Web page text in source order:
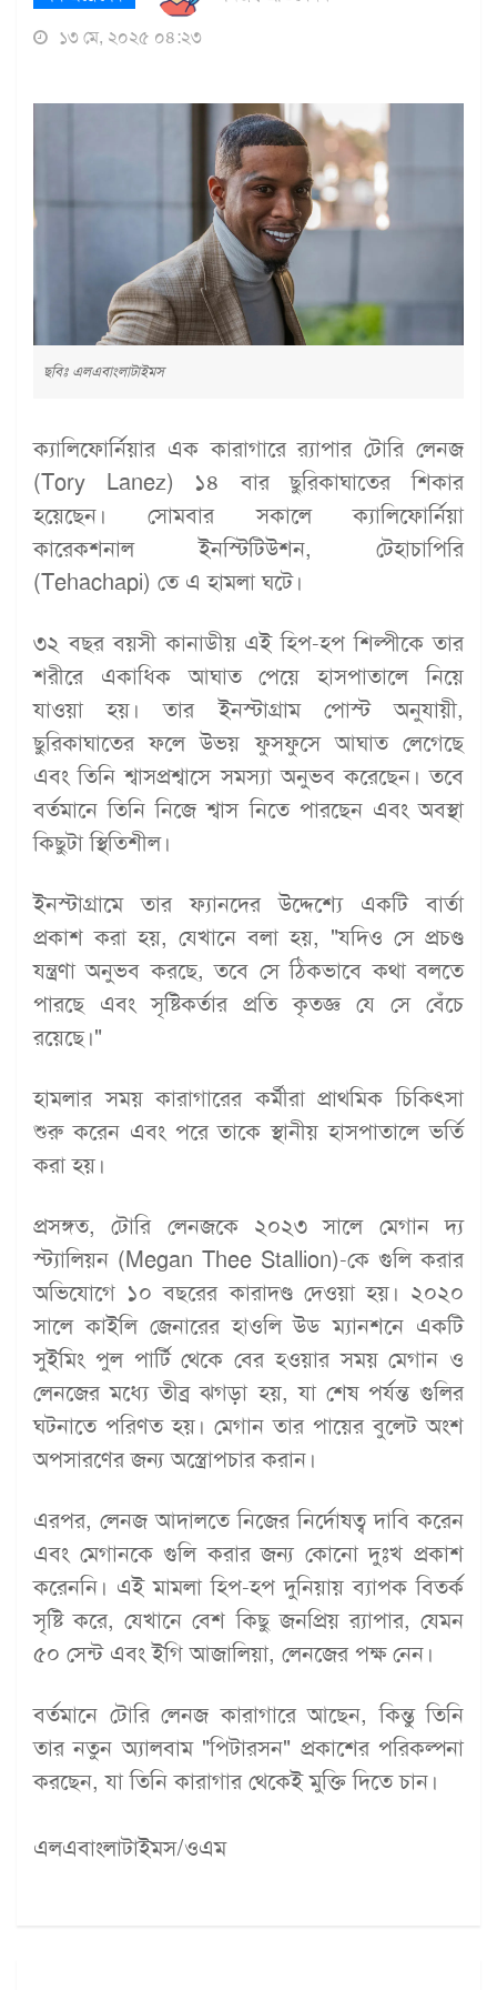
১৩ মে, ২০২৫ ০৪:২৩
ছবিঃ এলএবাংলাটাইমস
ক্যালিফোর্নিয়ার এক কারাগারে র‍্যাপার টোরি লেনজ
(Tory Lanez) ১৪ বার ছুরিকাঘাতের শিকার
হয়েছেন। সোমবার সকালে ক্যালিফোর্নিয়া
কারেকশনাল ইনস্টিটিউশন, টেহাচাপিরি
(Tehachapi) তে এ হামলা ঘটে।
৩২ বছর বয়সী কানাডীয় এই হিপ-হপ শিল্পীকে তার
শরীরে একাধিক আঘাত পেয়ে হাসপাতালে নিয়ে
যাওয়া হয়। তার ইনস্টাগ্রাম পোস্ট অনুযায়ী,
ছুরিকাঘাতের ফলে উভয় ফুসফুসে আঘাত লেগেছে
এবং তিনি শ্বাসপ্রশ্বাসে সমস্যা অনুভব করেছেন। তবে
বর্তমানে তিনি নিজে শ্বাস নিতে পারছেন এবং অবস্থা
কিছুটা স্থিতিশীল।
ইনস্টাগ্রামে তার ফ্যানদের উদ্দেশ্যে একটি বার্তা
প্রকাশ করা হয়, যেখানে বলা হয়, "যদিও সে প্রচণ্ড
যন্ত্রণা অনুভব করছে, তবে সে ঠিকভাবে কথা বলতে
পারছে এবং সৃষ্টিকর্তার প্রতি কৃতজ্ঞ যে সে বেঁচে
রয়েছে।"
হামলার সময় কারাগারের কর্মীরা প্রাথমিক চিকিৎসা
শুরু করেন এবং পরে তাকে স্থানীয় হাসপাতালে ভর্তি
করা হয়।
প্রসঙ্গত, টোরি লেনজকে ২০২৩ সালে মেগান দ্য
স্ট্যালিয়ন (Megan Thee Stallion)-কে গুলি করার
অভিযোগে ১০ বছরের কারাদণ্ড দেওয়া হয়। ২০২০
সালে কাইলি জেনারের হাওলি উড ম্যানশনে একটি
সুইমিং পুল পার্টি থেকে বের হওয়ার সময় মেগান ও
লেনজের মধ্যে তীব্র ঝগড়া হয়, যা শেষ পর্যন্ত গুলির
ঘটনাতে পরিণত হয়। মেগান তার পায়ের বুলেট অংশ
অপসারণের জন্য অস্ত্রোপচার করান।
এরপর, লেনজ আদালতে নিজের নির্দোষত্ব দাবি করেন
এবং মেগানকে গুলি করার জন্য কোনো দুঃখ প্রকাশ
করেননি। এই মামলা হিপ-হপ দুনিয়ায় ব্যাপক বিতর্ক
সৃষ্টি করে, যেখানে বেশ কিছু জনপ্রিয় র‍্যাপার, যেমন
৫০ সেন্ট এবং ইগি আজালিয়া, লেনজের পক্ষ নেন।
বর্তমানে টোরি লেনজ কারাগারে আছেন, কিন্তু তিনি
তার নতুন অ্যালবাম "পিটারসন" প্রকাশের পরিকল্পনা
করছেন, যা তিনি কারাগার থেকেই মুক্তি দিতে চান।
এলএবাংলাটাইমস/ওএম